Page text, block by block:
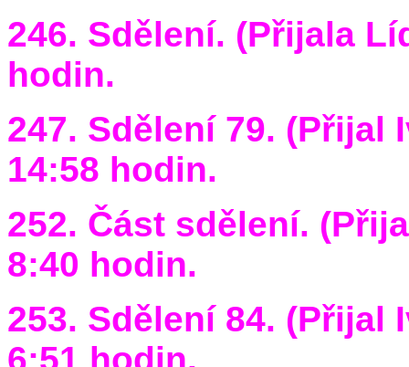
246. Sdělení. (Přijala
hodin.
247. Sdělení 79. (Přijal
14:58 hodin.
252. Část sdělení.
8:40 hodin.
253. Sdělení 84. (Přijal